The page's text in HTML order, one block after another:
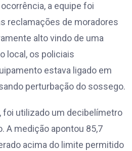
a equipe foi
reclamações de moradores
alto vindo de uma
local, os policiais
estava ligado em
perturbação do sossego.
foi utilizado um decibelímetro
A medição apontou 85,7
acima do limite permitido